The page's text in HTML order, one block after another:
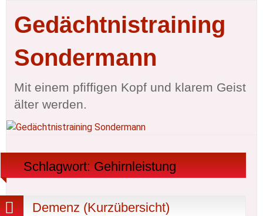
Gedächtnistraining
Sondermann
Mit einem pfiffigen Kopf und klarem Geist
älter werden.
Schlagwort: Gehirnleistung
Demenz (Kurzübersicht)